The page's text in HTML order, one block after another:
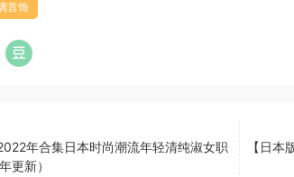
首饰
年合集日本时尚潮流年轻清纯淑女职
更新）
【日